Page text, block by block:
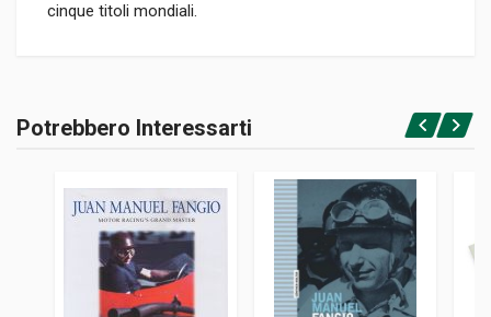
cinque titoli mondiali.
Rilegato
Calderini Bologna
LINGUA DEL TESTO
Accedi o registrati
Potrebbero Interessarti